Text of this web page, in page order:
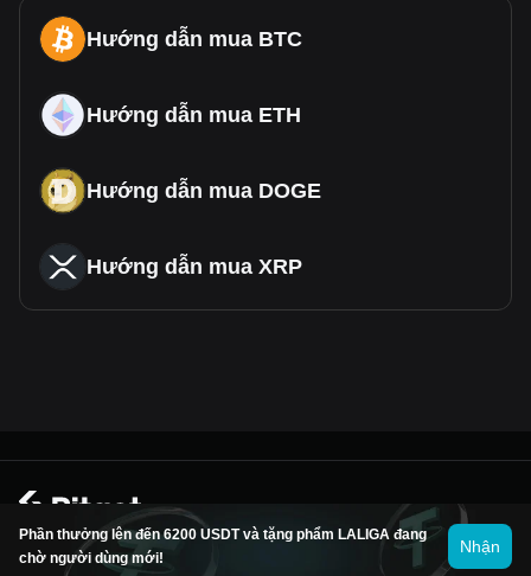
Hướng dẫn mua BTC
Hướng dẫn mua ETH
Hướng dẫn mua DOGE
Hướng dẫn mua XRP
Phần thưởng lên đến 6200 USDT và tặng phẩm LALIGA đang
chờ người dùng mới!
Nhận
© 2026 Bitget